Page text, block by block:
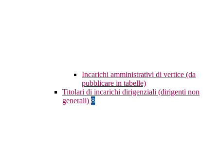
Incarichi amministrativi di vertice (da
pubblicare in tabelle)
Titolari di incarichi dirigenziali (dirigenti non
generali) 8